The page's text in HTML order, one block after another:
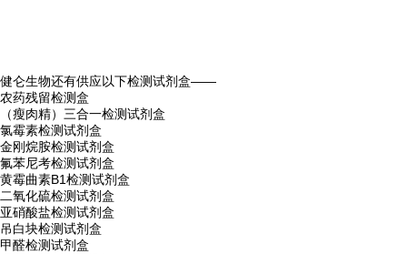
健仑生物还有供应以下检测试剂盒——
农药残留检测盒
（瘦肉精）三合一检测试剂盒
氯霉素检测试剂盒
金刚烷胺检测试剂盒
氟苯尼考检测试剂盒
黄霉曲素B1检测试剂盒
二氧化硫检测试剂盒
亚硝酸盐检测试剂盒
吊白块检测试剂盒
甲醛检测试剂盒